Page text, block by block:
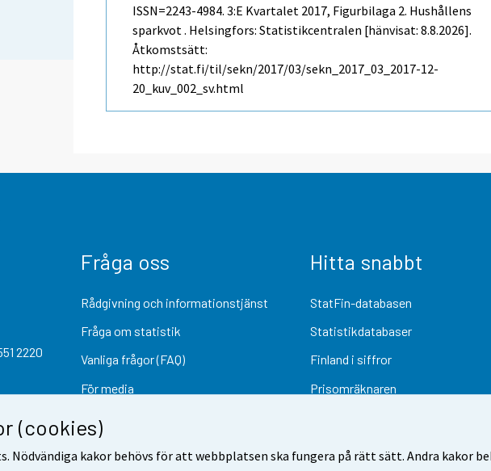
(cookies)
Nödvändiga kakor behövs för att webbplatsen ska fungera på rätt sätt. Andra kakor
ISSN=2243-4984.3:e Kvartalet 2017, Figurbilaga 2. Hushållens
sparkvot . Helsingfors: Statistikcentralen [hänvisat: 8.8.2026].
Åtkomstsätt:
http://stat.fi/til/sekn/2017/03/sekn_2017_03_2017-12-
20_kuv_002_sv.html
2220
Fråga oss
Rådgivning och informationstjänst
Fråga om statistik
Vanliga frågor (FAQ)
För media
Hitta snabbt
StatFin-databasen
Statistikdatabaser
Finland i siffror
Prisomräknaren